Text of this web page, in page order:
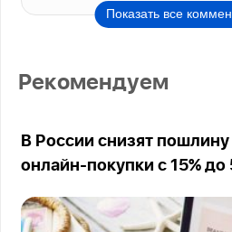
Показать все
Рекомендуем
В России снизят
онлайн-покупки с 15% до